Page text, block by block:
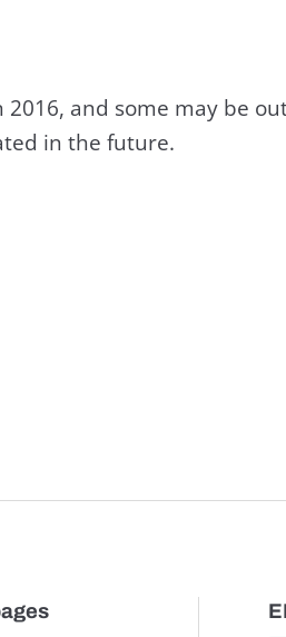
and some may be
in the future.